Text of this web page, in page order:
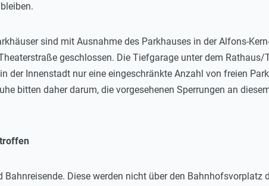
sind mit Ausnahme des Parkhauses in der Alfons-
geschlossen. Die Tiefgarage unter dem
der Innenstadt nur eine eingeschränkte Anzahl von freien
bitten daher darum, die vorgesehenen Sperrungen an
Diese werden nicht über den Bahnhofsvorplatz